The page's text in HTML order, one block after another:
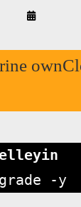
By
Akyüz
-y